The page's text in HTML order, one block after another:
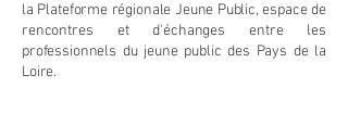
la Plateforme régionale Jeune Public, espace de
rencontres et d'échanges entre les
professionnels du jeune public des Pays de la
Loire.